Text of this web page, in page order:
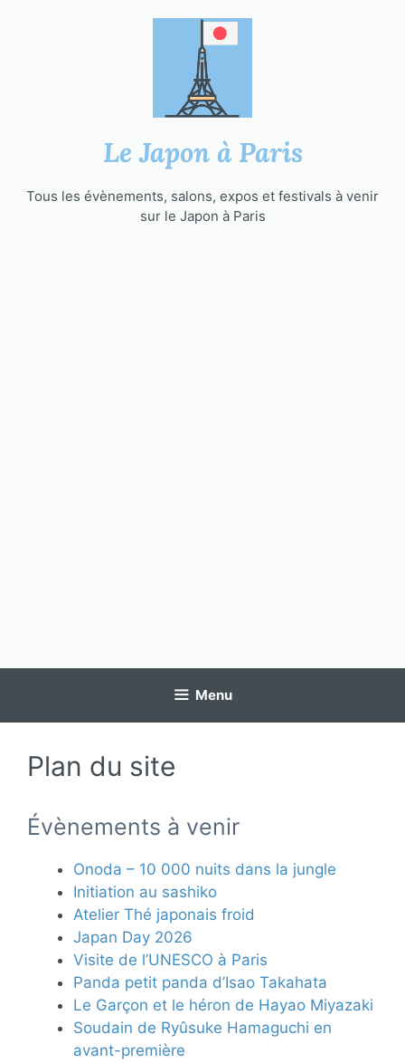
Le Japon à Paris
Tous les évènements, salons, expos et festivals à venir
sur le Japon à Paris
Menu
Plan du site
Évènements à venir
Onoda – 10 000 nuits dans la jungle
Initiation au sashiko
Atelier Thé japonais froid
Japan Day 2026
Visite de l’UNESCO à Paris
Panda petit panda d’Isao Takahata
Le Garçon et le héron de Hayao Miyazaki
Soudain de Ryûsuke Hamaguchi en
avant-première